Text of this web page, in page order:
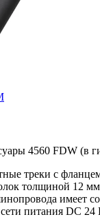
4560 FDW (в
треки с
толщиной 12
имеет
питания DC